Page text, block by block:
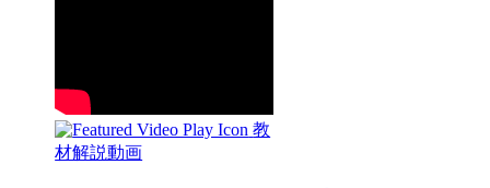
教
材解説動画